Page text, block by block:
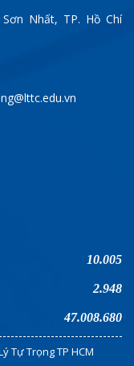
Nhất, TP. Hồ Chí
10.005
2.948
47.008.680
Tự Trọng TP HCM